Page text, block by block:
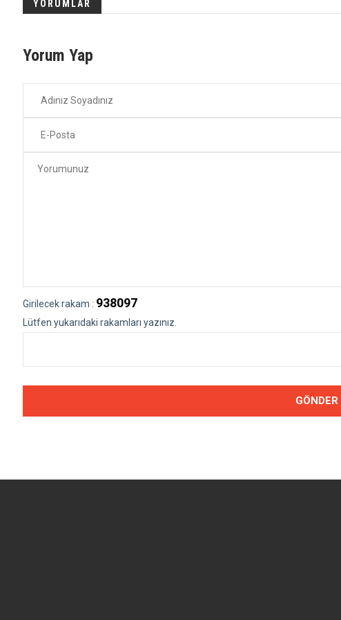
YORUMLAR
Yorum Yap
Girilecek rakam : 938097
Lütfen yukarıdaki rakamları yazınız.